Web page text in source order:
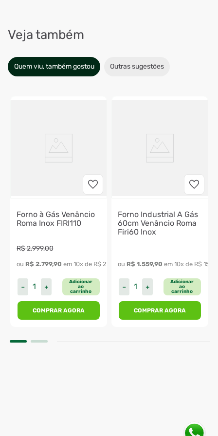
Veja também
Quem viu, também gostou Outras sugestões
Forno à Gás Venâncio
Roma Inox FIRI110
R$2.999,00
ou R$ 2.799,90 em 10x de R$ 279 99
＋
－
Adicionar
ao
carrinho
COMPRAR AGORA
Forno Industrial A Gás
60cm Venâncio Roma
Firi60 Inox
ou R$ 1.559,90 em 10x de R$ 155
＋
－
Adicionar
ao
carrinho
COMPRAR AGORA